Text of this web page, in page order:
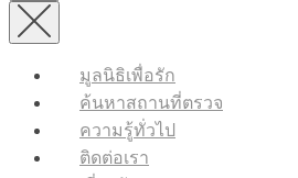
มูลนิธิเพื่อรัก
ค้นหาสถานที่ตรวจ
ความรู้ทั่วไป
ติดต่อเรา